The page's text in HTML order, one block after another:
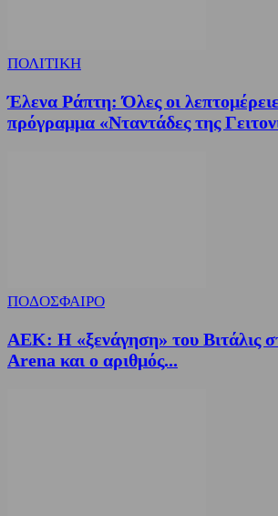
ΠΟΛΙΤΙΚΗ
Έλενα Ράπτη: Όλες οι
πρόγραμμα «Νταντάδες της
ΠΟΔΟΣΦΑΙΡΟ
ΑΕΚ: Η «ξενάγηση» του Βιτάλις
Arena και ο αριθμός...